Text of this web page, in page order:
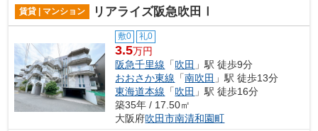
賃貸 | マンション リアライズ阪急吹田Ⅰ
敷0 礼0
3.5万円
阪急千里線 「吹田 」駅 徒歩9分
おおさか東線 「南吹田 」駅 徒歩13分
東海道本線 「吹田 」駅 徒歩16分
築35年 / 17.50㎡
大阪府吹田市南清和園町